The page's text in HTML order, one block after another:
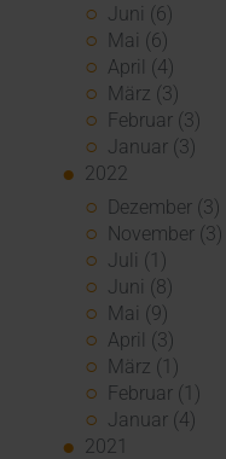
Juni (6)
Mai (6)
April (4)
März (3)
Februar (3)
Januar (3)
2022
Dezember (3)
November (3)
Juli (1)
Juni (8)
Mai (9)
April (3)
März (1)
Februar (1)
Januar (4)
2021